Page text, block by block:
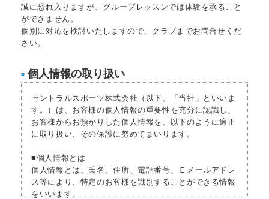
誠に恐れ入りますが、グループレッスンでは体験を承ること
ができません。
個別に対応を検討いたしますので、クラブまでお問合せくだ
さい。
■ 個人情報の取り扱い
セントラルスポーツ株式会社（以下、「当社」といいま
す。）は、お客様の個人情報の重要性を充分に認識し、
お客様からお預かりした個人情報を、以下のように適正
に取り扱い、その保護に努めてまいります。
■個人情報とは
個人情報とは、氏名、住所、電話番号、Ｅメールアドレ
ス等により、特定のお客様を識別することができる情報
をいいます。